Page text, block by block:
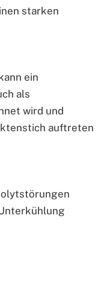
starken
ein
als
wird und
auftreten